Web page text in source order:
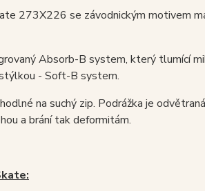
273X226 se závodnickým motivem
Absorb-B system, který tlumící
- Soft-B system.
na suchý zip. Podrážka je
a brání tak deformitám.